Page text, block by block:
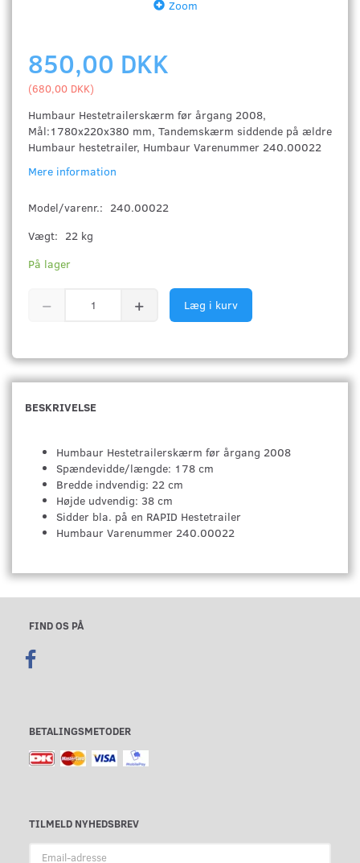
Zoom
850,00 DKK
(680,00 DKK)
Humbaur Hestetrailerskærm før årgang 2008,
Mål:1780x220x380 mm, Tandemskærm siddende på ældre
Humbaur hestetrailer, Humbaur Varenummer 240.00022
Mere information
Model/varenr.: 240.00022
Vægt: 22 kg
På lager
Læg i kurv
BESKRIVELSE
Humbaur Hestetrailerskærm før årgang 2008
Spændevidde/længde: 178 cm
Bredde indvendig: 22 cm
Højde udvendig: 38 cm
Sidder bla. på en RAPID Hestetrailer
Humbaur Varenummer 240.00022
FIND OS PÅ
BETALINGSMETODER
TILMELD NYHEDSBREV